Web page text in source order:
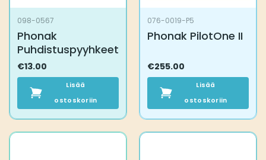
098-0567
Phonak
Puhdistuspyyhkeet
€13.00
Lisää
ostoskoriin
076-0019-P5
Phonak PilotOne II
€255.00
Lisää
ostoskoriin